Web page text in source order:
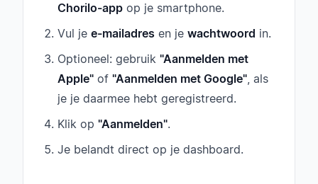
Chorilo-app op je smartphone.
Vul je e-mailadres en je wachtwoord in.
Optioneel: gebruik "Aanmelden met
Apple" of "Aanmelden met Google", als
je je daarmee hebt geregistreerd.
Klik op "Aanmelden".
Je belandt direct op je dashboard.